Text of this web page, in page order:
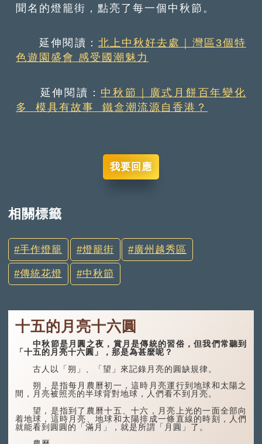
聞名的燈籠街，點亮了每一個中秋節。
延伸閱讀： 北上中秋好去處｜灣區3個特
色遊園盛會 感受國潮魅力
延伸閱讀： 中秋節｜廣式月餅百年變化
多 模具有故事 鐵盒潮流源自香港？
我要回應
相關標籤
手作燈籠 燈籠街 廣州越秀區
傳統花燈 中秋節
十五的月亮十六圓
中秋節是月圓之夜，賞月是傳統的習俗，但我們常聽到
「十五的月亮十六圓」，那是為甚麼呢？
古人以「朔」、「望」來記錄月亮的圓缺規律。
朔，是指每月農曆初一，這時月亮運行到地球和太陽之
間，月亮被照亮的半球背對地球，人們看不到月亮。
望，是指到了農曆十五、十六，月亮上光的一面全部向
着地球，這時月亮、地球和太陽排成一條直線的時刻，人們
就能看到圓圓的「滿月」，就是所謂「月圓」了。